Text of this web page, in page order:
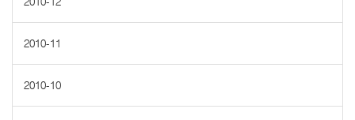
2010-11
2010-10